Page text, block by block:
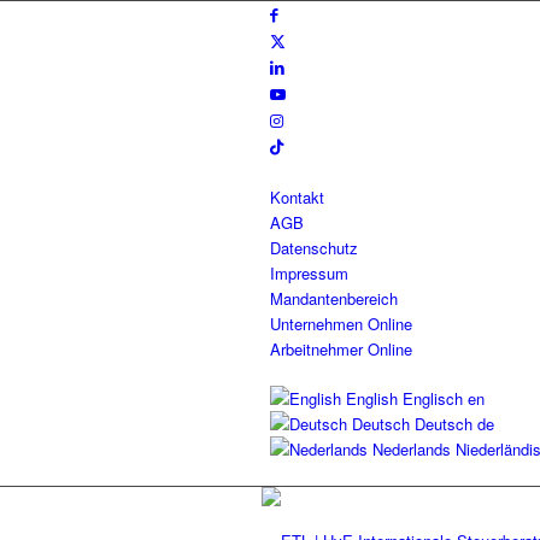
Kontakt
AGB
Datenschutz
Impressum
Mandantenbereich
Unternehmen Online
Arbeitnehmer Online
English Englisch en
Deutsch Deutsch de
Nederlands